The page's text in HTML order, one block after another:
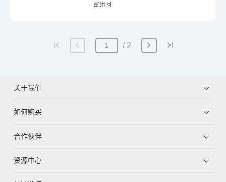
密组网
2
关于我们
如何购买
合作伙伴
资源中心